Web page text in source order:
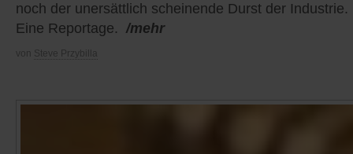
noch der unersättlich scheinende Durst der Industrie.
Eine Reportage. /mehr
von Steve Przybilla